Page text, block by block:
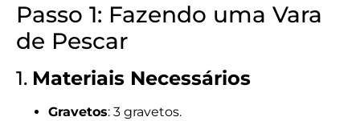
Passo 1: Fazendo uma Vara
de Pescar
1. Materiais Necessários
Gravetos: 3 gravetos.